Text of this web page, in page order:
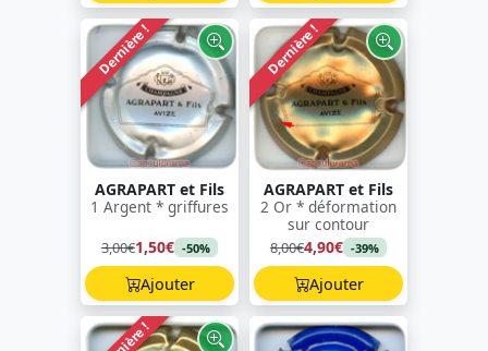
Dernière !
AGRAPART et Fils
1 Argent * griffures
3,00€1,50€ -50%
Ajouter
Dernière !
AGRAPART et Fils
2 Or * déformation
sur contour
8,00€4,90€ -39%
Ajouter